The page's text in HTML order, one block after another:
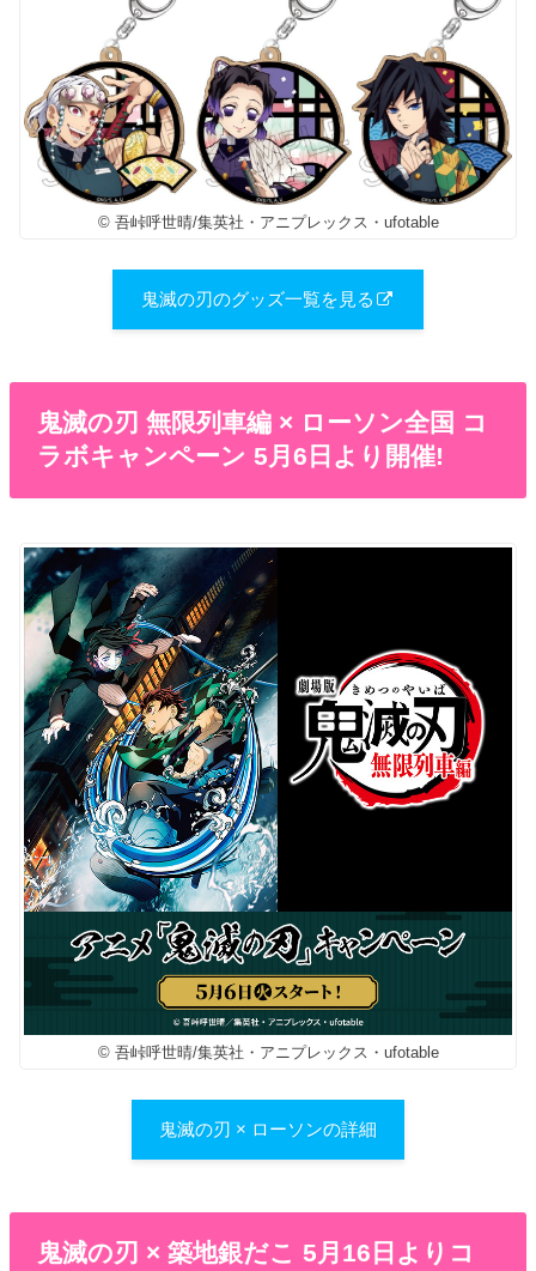
© 吾峠呼世晴/集英社・アニプレックス・ufotable
鬼滅の刃のグッズ一覧を見る
鬼滅の刃 無限列車編 × ローソン全国 コ
ラボキャンペーン 5月6日より開催!
© 吾峠呼世晴/集英社・アニプレックス・ufotable
鬼滅の刃 × ローソンの詳細
鬼滅の刃 × 築地銀だこ 5月16日よりコ